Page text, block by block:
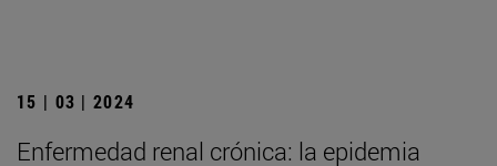
15 | 03 | 2024
Enfermedad renal crónica: la epidemia